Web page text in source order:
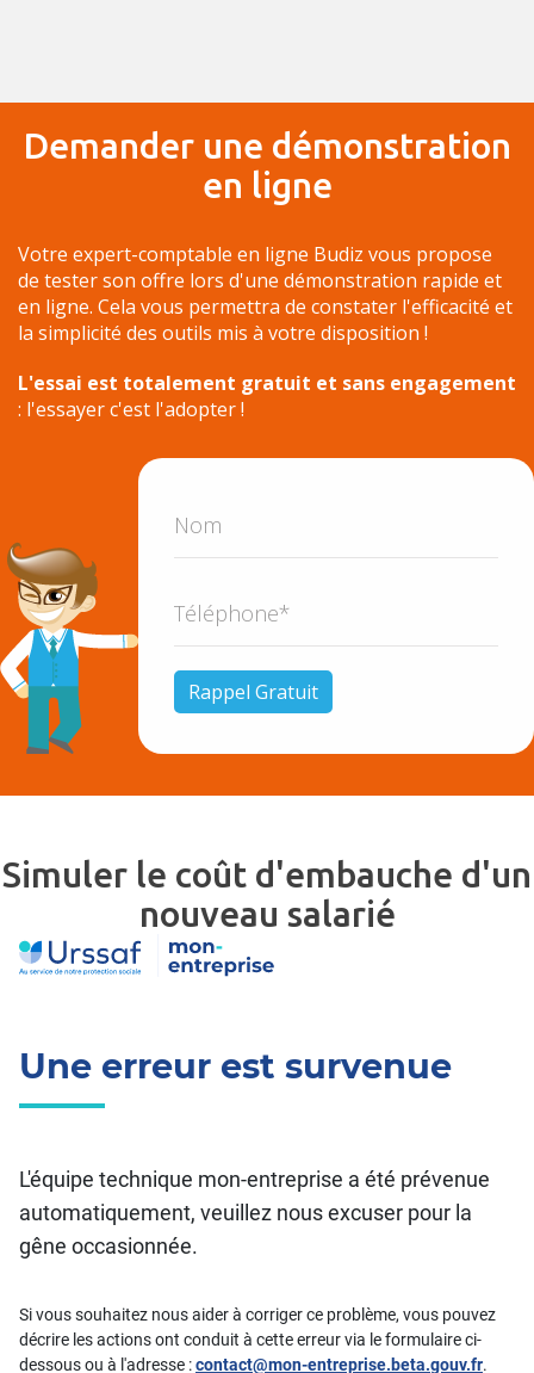
Demander une démonstration
en ligne
Votre expert-comptable en ligne Budiz vous propose
de tester son offre lors d'une démonstration rapide et
en ligne. Cela vous permettra de constater l'efficacité et
la simplicité des outils mis à votre disposition !
L'essai est totalement gratuit et sans engagement
: l'essayer c'est l'adopter !
Simuler le coût d'embauche d'un
nouveau salarié